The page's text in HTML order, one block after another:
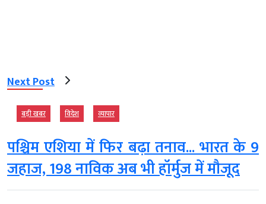
Next Post
बड़ी खबर विदेश व्‍यापार
पश्चिम एशिया में फिर बढ़ा तनाव... भारत के 9
जहाज, 198 नाविक अब भी हॉर्मुज में मौजूद